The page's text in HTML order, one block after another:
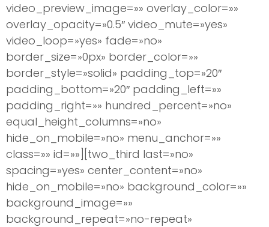
video_preview_image=»» overlay_color=»»
overlay_opacity=»0.5″ video_mute=»yes»
video_loop=»yes» fade=»no»
border_size=»0px» border_color=»»
border_style=»solid» padding_top=»20″
padding_bottom=»20″ padding_left=»»
padding_right=»» hundred_percent=»no»
equal_height_columns=»no»
hide_on_mobile=»no» menu_anchor=»»
class=»» id=»»][two_third last=»no»
spacing=»yes» center_content=»no»
hide_on_mobile=»no» background_color=»»
background_image=»»
background_repeat=»no-repeat»